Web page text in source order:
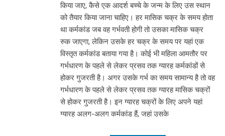
किया जाए, कैसे एक आदर्श बच्चे के जन्म के लिए उस स्थान
को तैयार किया जाना चाहिए। हर मासिक चक्र के समय होता
था कर्मकांड जब वह गर्भवती होगी तो उसका मासिक चक्र
रुक जाएगा, लेकिन उसके हर चक्र के समय पर यहां एक
विस्तृत कर्मकांड बताया गया है। कोई भी महिला आमतौर पर
गर्भधारण के पहले से लेकर प्रसव तक ग्यारह कर्मकांडों से
होकर गुजरती है। अगर उसके गर्भ का समय सामान्य है तो वह
गर्भधारण के पहले से लेकर प्रसव तक ग्यारह मासिक चक्रों
से होकर गुजरती है। इन ग्यारह चक्रों के लिए अपने यहां
ग्यारह अलग-अलग कर्मकांड हैं, जहां उसके